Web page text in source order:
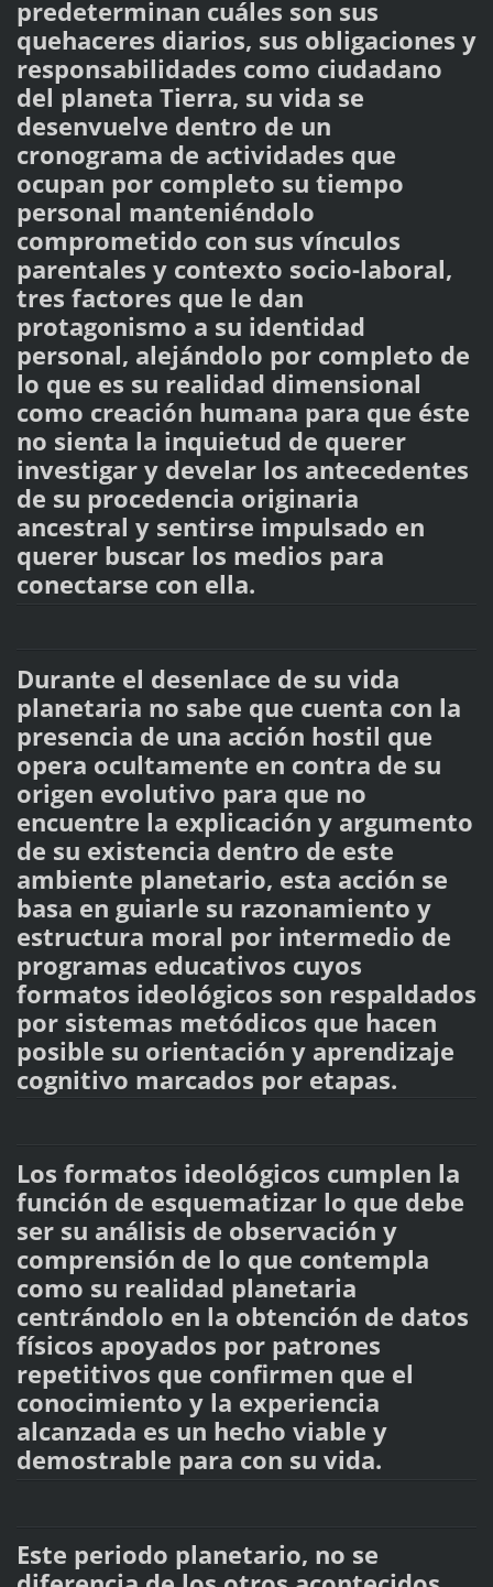
predeterminan cuáles son sus
quehaceres diarios, sus obligaciones y
responsabilidades como ciudadano
del planeta Tierra, su vida se
desenvuelve dentro de un
cronograma de actividades que
ocupan por completo su tiempo
personal manteniéndolo
comprometido con sus vínculos
parentales y contexto socio-laboral,
tres factores que le dan
protagonismo a su identidad
personal, alejándolo por completo de
lo que es su realidad dimensional
como creación humana para que éste
no sienta la inquietud de querer
investigar y develar los antecedentes
de su procedencia originaria
ancestral y sentirse impulsado en
querer buscar los medios para
conectarse con ella.
Durante el desenlace de su vida
planetaria no sabe que cuenta con la
presencia de una acción hostil que
opera ocultamente en contra de su
origen evolutivo para que no
encuentre la explicación y argumento
de su existencia dentro de este
ambiente planetario, esta acción se
basa en guiarle su razonamiento y
estructura moral por intermedio de
programas educativos cuyos
formatos ideológicos son respaldados
por sistemas metódicos que hacen
posible su orientación y aprendizaje
cognitivo marcados por etapas.
Los formatos ideológicos cumplen la
función de esquematizar lo que debe
ser su análisis de observación y
comprensión de lo que contempla
como su realidad planetaria
centrándolo en la obtención de datos
físicos apoyados por patrones
repetitivos que confirmen que el
conocimiento y la experiencia
alcanzada es un hecho viable y
demostrable para con su vida.
Este periodo planetario, no se